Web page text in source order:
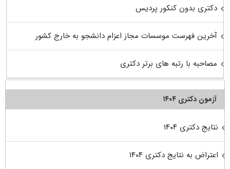
دکتری بدون کنکور پردیس
آخرین فهرست موسسات مجاز اعزام دانشجو به خارج کشور
مصاحبه با رتبه های برتر دکتری
آزمون دکتری ۱۴۰۴
نتایج دکتری ۱۴۰۴
اعتراض به نتایج دکتری ۱۴۰۴